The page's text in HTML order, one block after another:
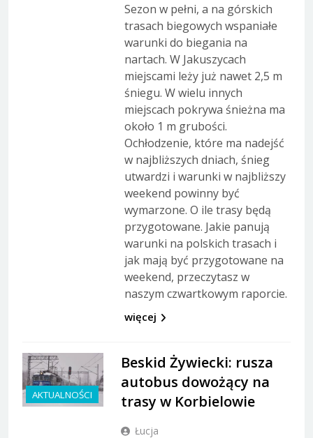
Sezon w pełni, a na górskich
trasach biegowych wspaniałe
warunki do biegania na
nartach. W Jakuszycach
miejscami leży już nawet 2,5 m
śniegu. W wielu innych
miejscach pokrywa śnieżna ma
około 1 m grubości.
Ochłodzenie, które ma nadejść
w najbliższych dniach, śnieg
utwardzi i warunki w najbliższy
weekend powinny być
wymarzone. O ile trasy będą
przygotowane. Jakie panują
warunki na polskich trasach i
jak mają być przygotowane na
weekend, przeczytasz w
naszym czwartkowym raporcie.
więcej
AKTUALNOŚCI
Beskid Żywiecki: rusza
autobus dowożący na
trasy w Korbielowie
Łucja